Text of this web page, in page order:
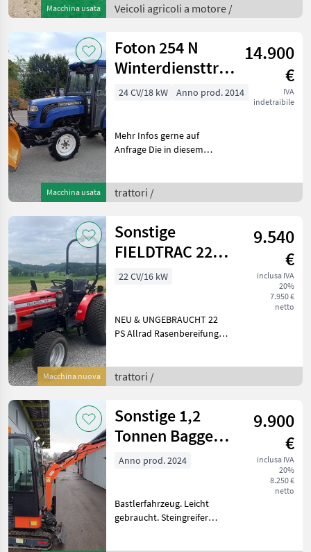
Macchina usata
zuverlässig Zustand: gut,
Motor läuft einwandfrei Die
Veicoli agricoli a motore /
Macchina usata
Foton 254 N
Winterdiensttraktor
mit Vollkabine,
14.900
€
IVA
indetraibile
24 CV/18 kW Anno prod. 2014
Mehr Infos gerne auf
Anfrage Die in diesem
Daten, Maße,
Betriebsstunden, Baujahr,
unverbindliche Be
trattori /
Macchina nuova
Sonstige
FIELDTRAC 224D
mit
& Allrad – NEU
9.540
€
inclusa IVA
20%
7.950 €
netto
22 CV/16 kW
NEU & UNGEBRAUCHT 22
PS Allrad Rasenbereifung
diesem Produkt
enthaltenen Angaben (z.B.
trattori /
Sonstige 1,2
Tonnen Bagger
mit Vollkabine
9.900
€
inclusa IVA
20%
8.250 €
netto
Anno prod. 2024
Bastlerfahrzeug. Leicht
gebraucht. Steingreifer